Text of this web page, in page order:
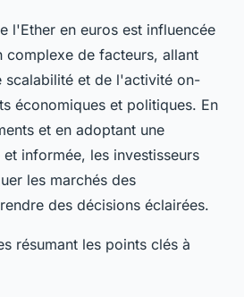
l'Ether en euros est influencée
complexe de facteurs, allant
scalabilité et de l'activité on-
économiques et politiques. En
et en adoptant une
informée, les investisseurs
les marchés des
des décisions éclairées.
résumant les points clés à